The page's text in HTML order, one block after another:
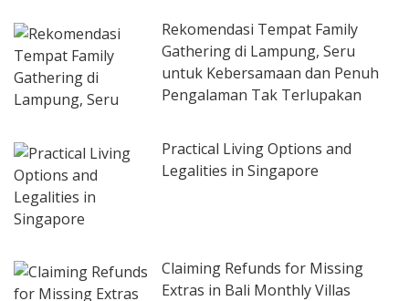
Rekomendasi Tempat Family
Gathering di Lampung, Seru
untuk Kebersamaan dan Penuh
Pengalaman Tak Terlupakan
Practical Living Options and
Legalities in Singapore
Claiming Refunds for Missing
Extras in Bali Monthly Villas